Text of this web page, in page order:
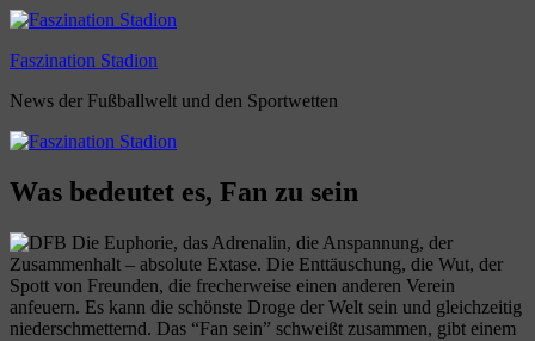
Zum
springen
Faszination Stadion
News der Fußballwelt und den Sportwetten
Was bedeutet es, Fan zu sein
Die Euphorie, das Adrenalin, die Anspannung, der
Zusammenhalt – absolute Extase. Die Enttäuschung, die Wut, der
Spott von Freunden, die frecherweise einen anderen Verein
anfeuern. Es kann die schönste Droge der Welt sein und gleichzeitig
niederschmetternd. Das “Fan sein” schweißt zusammen, gibt einem